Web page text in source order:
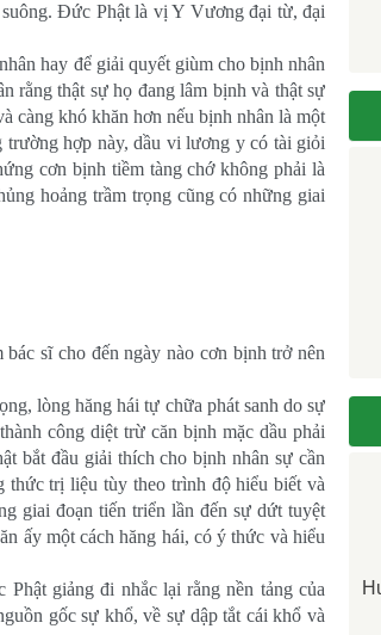
Ðức Phật là vị Y Vương đại từ, đại
hay để giải quyết giùm cho bịnh nhân
rằng thật sự họ đang lâm bịnh và thật sự
càng khó khăn hơn nếu bịnh nhân là một
trường hợp này, dầu vi lương y có tài giỏi
cơn bịnh tiềm tàng chớ không phải là
hoảng trầm trọng cũng có những giai
sĩ cho đến ngày nào cơn bịnh trở nên
lòng hăng hái tự chữa phát sanh do sự
công diệt trừ căn bịnh mặc dầu phải
bắt đầu giải thích cho bịnh nhân sự cần
thức trị liệu tùy theo trình độ hiểu biết và
giai đoạn tiến triển lần đến sự dứt tuyệt
ấy một cách hăng hái, có ý thức và hiểu
giảng đi nhắc lại rằng nền tảng của
gốc sự khổ, về sự dập tắt cái khổ và